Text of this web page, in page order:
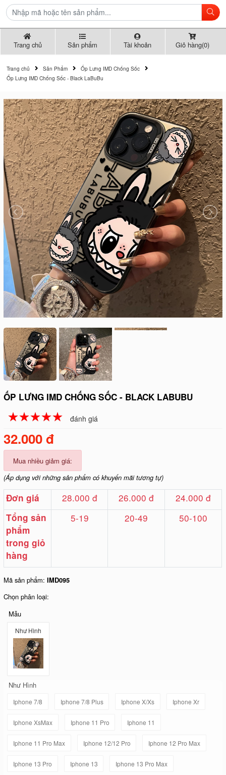
Trang chủ Sản phẩm Tài khoản Giỏ hàng(0)
Trang chủ Sản Phẩm
Ốp Lưng IMD Chống Sốc
Ốp Lưng IMD Chống Sốc - Black LaBuBu
ỐP LƯNG IMD CHỐNG SỐC - BLACK LABUBU
☆☆☆☆☆
★★★★★ đánh giá
32.000 đ
Mua nhiều giảm giá:
(Áp dụng với những sản phẩm có khuyến mãi tương tự)
Đơn giá 28.000 đ 26.000 đ 24.000 đ
Tổng sản
phẩm
trong giỏ
hàng
5-19 20-49 50-100
Mã sản phẩm:IMD095
Chọn phân loại:
Mẫu
Như Hình
Như Hình
Iphone 7/8 Iphone 7/8 Plus Iphone X/Xs Iphone Xr
Iphone XsMax Iphone 11 Pro Iphone 11
Iphone 11 Pro Max Iphone 12/12 Pro Iphone 12 Pro Max
Iphone 13 Pro Iphone 13 Iphone 13 Pro Max